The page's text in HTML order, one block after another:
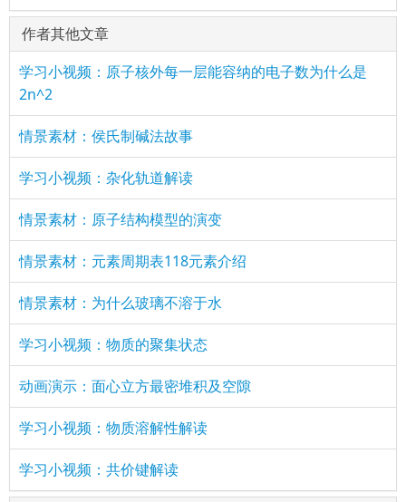
作者其他文章
学习小视频：原子核外每一层能容纳的电子数为什么是
2n^2
情景素材：侯氏制碱法故事
学习小视频：杂化轨道解读
情景素材：原子结构模型的演变
情景素材：元素周期表118元素介绍
情景素材：为什么玻璃不溶于水
学习小视频：物质的聚集状态
动画演示：面心立方最密堆积及空隙
学习小视频：物质溶解性解读
学习小视频：共价键解读